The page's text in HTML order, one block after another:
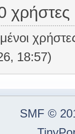
χρήστες
18:57)
SMF ©